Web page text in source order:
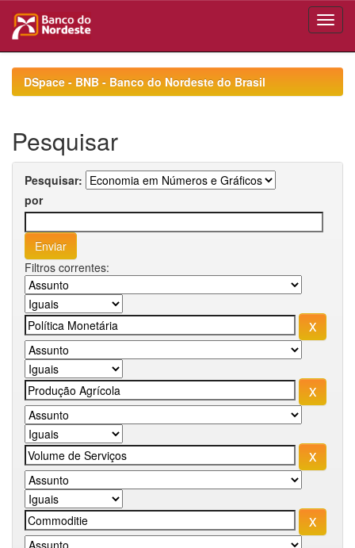
navigationDSpace - BNB - Banco do Nordeste do Brasil
Pesquisar
Pesquisar:
por
Filtros correntes: